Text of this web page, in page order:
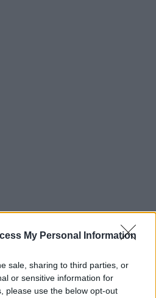
My Personal Information
sale, sharing to third parties, or
or sensitive information for
please use the below opt-out